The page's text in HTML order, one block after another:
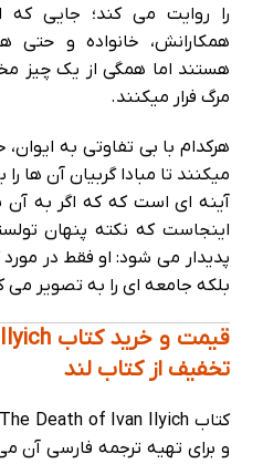
را روایت می کند؛ جایی که
همکارانش، خانواده و حتی
هستند اما همگی از یک چیز
مرگ فرار میکنند.
هرکدام با بی تفاوتی به
میکنند تا مبادا گربیان آن ها
آینه ای است که که اگر به آن
اینجاست که نکته پنهان
پدیدار می شود: او فقط در
بلکه جامعه ای را به تصویر
تخفیف از کتاب لند
و برای تهیه ترجمه فارسی آن می